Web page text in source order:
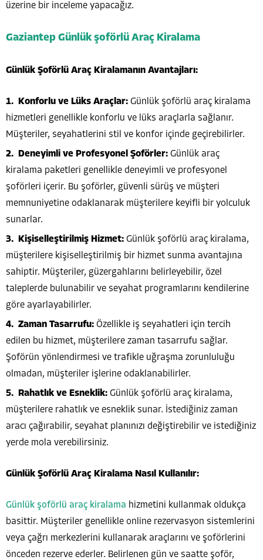
üzerine bir inceleme yapacağız.
Gaziantep Günlük şoförlü Araç Kiralama
Günlük Şoförlü Araç Kiralamanın Avantajları:
Konforlu ve Lüks Araçlar: Günlük şoförlü araç kiralama
hizmetleri genellikle konforlu ve lüks araçlarla sağlanır.
Müşteriler, seyahatlerini stil ve konfor içinde geçirebilirler.
Deneyimli ve Profesyonel Şoförler: Günlük araç
kiralama paketleri genellikle deneyimli ve profesyonel
şoförleri içerir. Bu şoförler, güvenli sürüş ve müşteri
memnuniyetine odaklanarak müşterilere keyifli bir yolculuk
sunarlar.
Kişiselleştirilmiş Hizmet: Günlük şoförlü araç kiralama,
müşterilere kişiselleştirilmiş bir hizmet sunma avantajına
sahiptir. Müşteriler, güzergahlarını belirleyebilir, özel
taleplerde bulunabilir ve seyahat programlarını kendilerine
göre ayarlayabilirler.
Zaman Tasarrufu: Özellikle iş seyahatleri için tercih
edilen bu hizmet, müşterilere zaman tasarrufu sağlar.
Şoförün yönlendirmesi ve trafikle uğraşma zorunluluğu
olmadan, müşteriler işlerine odaklanabilirler.
Rahatlık ve Esneklik: Günlük şoförlü araç kiralama,
müşterilere rahatlık ve esneklik sunar. İstediğiniz zaman
aracı çağırabilir, seyahat planınızı değiştirebilir ve istediğiniz
yerde mola verebilirsiniz.
Günlük Şoförlü Araç Kiralama Nasıl Kullanılır:
Günlük şoförlü araç kiralama hizmetini kullanmak oldukça
basittir. Müşteriler genellikle online rezervasyon sistemlerini
veya çağrı merkezlerini kullanarak araçlarını ve şoförlerini
önceden rezerve ederler. Belirlenen gün ve saatte şoför,